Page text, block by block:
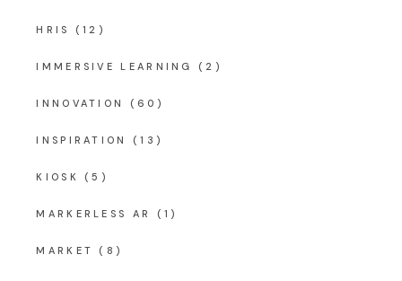
HRIS (12)
IMMERSIVE LEARNING (2)
INNOVATION (60)
INSPIRATION (13)
KIOSK (5)
MARKERLESS AR (1)
MARKET (8)